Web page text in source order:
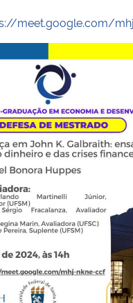
e dos Direitos Humanos
meet.google.com/